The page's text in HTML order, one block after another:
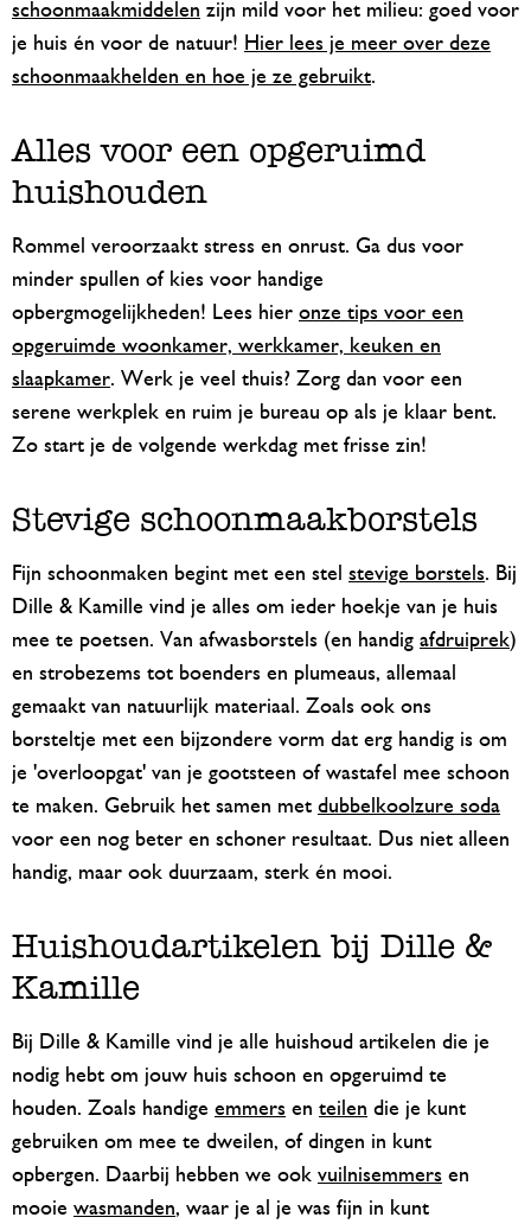
schoonmaakmiddelen zijn mild voor het milieu: goed voor
je huis én voor de natuur! Hier lees je meer over deze
schoonmaakhelden en hoe je ze gebruikt.
Alles voor een opgeruimd
huishouden
Rommel veroorzaakt stress en onrust. Ga dus voor
minder spullen of kies voor handige
opbergmogelijkheden! Lees hier onze tips voor een
opgeruimde woonkamer, werkkamer, keuken en
slaapkamer. Werk je veel thuis? Zorg dan voor een
serene werkplek en ruim je bureau op als je klaar bent.
Zo start je de volgende werkdag met frisse zin!
Stevige schoonmaakborstels
Fijn schoonmaken begint met een stel stevige borstels. Bij
Dille & Kamille vind je alles om ieder hoekje van je huis
mee te poetsen. Van afwasborstels (en handig afdruiprek)
en strobezems tot boenders en plumeaus, allemaal
gemaakt van natuurlijk materiaal. Zoals ook ons
borsteltje met een bijzondere vorm dat erg handig is om
je 'overloopgat' van je gootsteen of wastafel mee schoon
te maken. Gebruik het samen met dubbelkoolzure soda
voor een nog beter en schoner resultaat. Dus niet alleen
handig, maar ook duurzaam, sterk én mooi.
Huishoudartikelen bij Dille &
Kamille
Bij Dille & Kamille vind je alle huishoud artikelen die je
nodig hebt om jouw huis schoon en opgeruimd te
houden. Zoals handige emmers en teilen die je kunt
gebruiken om mee te dweilen, of dingen in kunt
opbergen. Daarbij hebben we ook vuilnisemmers en
mooie wasmanden, waar je al je was fijn in kunt